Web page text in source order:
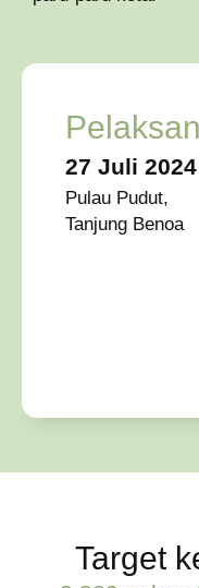
27 Juli 2024
Pulau Pudut,
Tanjung Benoa
Target